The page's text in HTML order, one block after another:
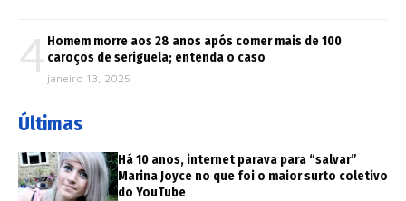
4 Homem morre aos 28 anos após comer mais de 100
caroços de seriguela; entenda o caso
janeiro 13, 2025
Últimas
Há 10 anos, internet parava para “salvar”
Marina Joyce no que foi o maior surto coletivo
do YouTube